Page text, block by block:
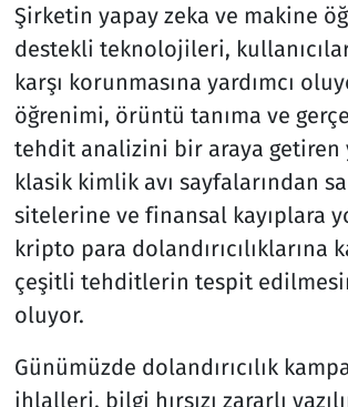
Şirketin yapay zeka ve makine
destekli teknolojileri,
karşı korunmasına yardımcı
öğrenimi, örüntü tanıma ve
tehdit analizini bir araya getiren
klasik kimlik avı sayfalarından
sitelerine ve finansal kayıplara
kripto para dolandırıcılıklarına
çeşitli tehditlerin tespit
oluyor.
Günümüzde dolandırıcılık
ihlalleri, bilgi hırsızı zararlı